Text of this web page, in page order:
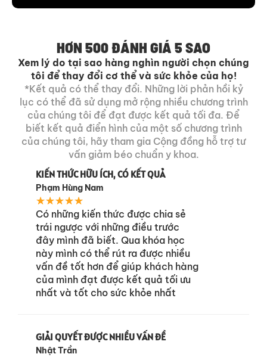
HƠN 500 ĐÁNH GIÁ 5 SAO
Xem lý do tại sao hàng nghìn người chọn chúng
tôi để thay đổi cơ thể và sức khỏe của họ!
*Kết quả có thể thay đổi. Những lời phản hồi kỷ
lục có thể đã sử dụng mở rộng nhiều chương trình
của chúng tôi để đạt được kết quả tối đa. Để
biết kết quả điển hình của một số chương trình
của chúng tôi, hãy tham gia Cộng đồng hỗ trợ tư
vấn giảm béo chuẩn y khoa.
KIẾN THỨC HỮU ÍCH, CÓ KẾT QUẢ
Phạm Hùng Nam
★★★★★
Có những kiến thức được chia sẻ
trái ngược với những điều trước
đây mình đã biết. Qua khóa học
này mình có thể rút ra được nhiều
vấn đề tốt hơn để giúp khách hàng
của mình đạt được kết quả tối ưu
nhất và tốt cho sức khỏe nhất
GIẢI QUYẾT ĐƯỢC NHIỀU VẤN ĐỀ
Nhật Trần